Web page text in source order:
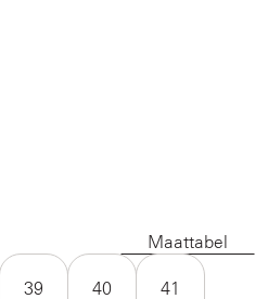
Maattabel
39 40 41